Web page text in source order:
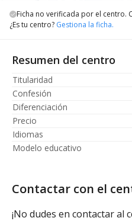
Ficha no verificada por el centro.
¿Es tu centro? Gestiona la ficha.
Resumen del centro
Titularidad
Confesión
Diferenciación
Precio
Idiomas
Modelo educativo
Contactar con el
¡No dudes en contactar al